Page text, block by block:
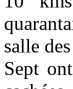
salle
Sept